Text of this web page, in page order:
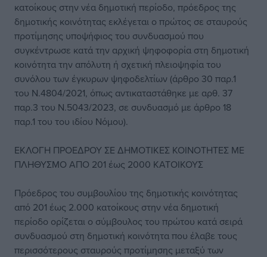
κατοίκους στην νέα δημοτική περίοδο, πρόεδρος της
δημοτικής κοινότητας εκλέγεται ο πρώτος σε σταυρούς
προτίμησης υποψήφιος του συνδυασμού που
συγκέντρωσε κατά την αρχική ψηφοφορία στη δημοτική
κοινότητα την απόλυτη ή σχετική πλειοψηφία του
συνόλου των έγκυρων ψηφοδελτίων (άρθρο 30 παρ.1
του Ν.4804/2021, όπως αντικαταστάθηκε με αρθ. 37
παρ.3 του Ν.5043/2023, σε συνδυασμό με άρθρο 18
παρ.1 του του ιδίου Νόμου).
ΕΚΛΟΓΗ ΠΡΟΕΔΡΟΥ ΣΕ ΔΗΜΟΤΙΚΕΣ ΚΟΙΝΟΤΗΤΕΣ ΜΕ
ΠΛΗΘΥΣΜΟ ΑΠΟ 201 έως 2000 ΚΑΤΟΙΚΟΥΣ
Πρόεδρος του συμβουλίου της δημοτικής κοινότητας
από 201 έως 2.000 κατοίκους στην νέα δημοτική
περίοδο ορίζεται ο σύμβουλος του πρώτου κατά σειρά
συνδυασμού στη δημοτική κοινότητα που έλαβε τους
περισσότερους σταυρούς προτίμησης μεταξύ των